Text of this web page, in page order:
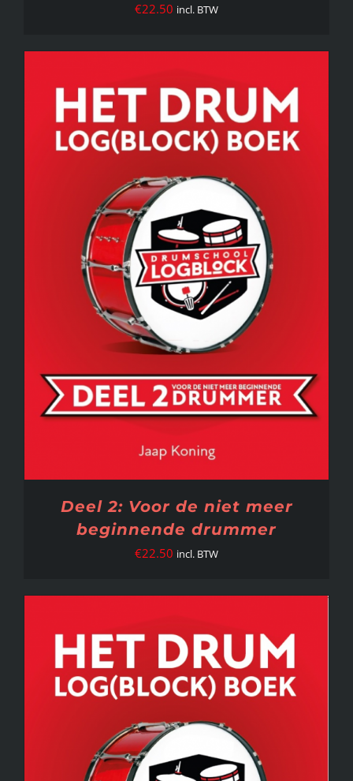
€22.50 incl. BTW
Deel 2: Voor de niet meer
beginnende drummer
€22.50 incl. BTW